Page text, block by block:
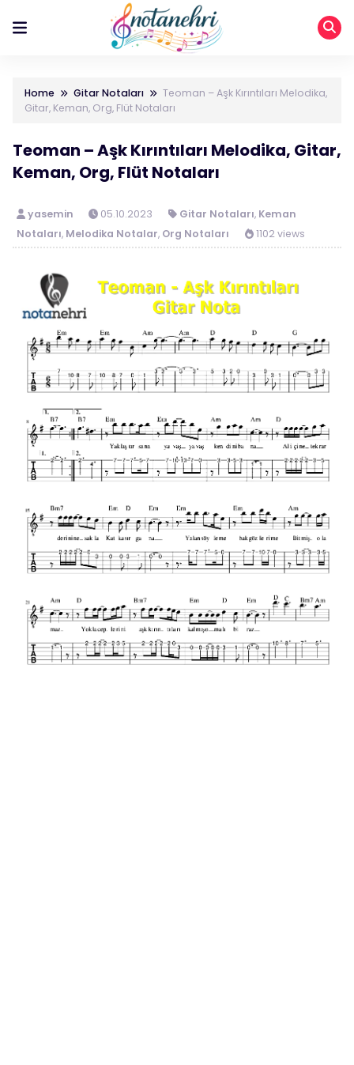
Home Gitar Notaları
Teoman – Aşk Kırıntıları Melodika,
Gitar, Keman, Org, Flüt Notaları
Teoman – Aşk Kırıntıları Melodika, Gitar,
Keman, Org, Flüt Notaları
yasemin 05.10.2023 Gitar Notaları, Keman
Notaları, Melodika Notalar, Org Notaları 1102 views